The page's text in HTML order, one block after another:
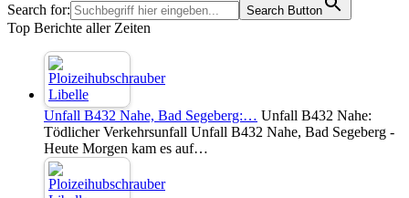
Search for:
Search Button
Top Berichte aller Zeiten
Unfall B432 Nahe, Bad Segeberg:… Unfall B432 Nahe:
Tödlicher Verkehrsunfall Unfall B432 Nahe, Bad Segeberg -
Heute Morgen kam es auf…